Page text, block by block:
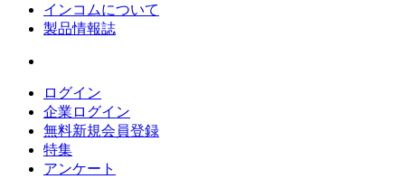
インコムについて
製品情報誌
ログイン
企業ログイン
無料新規会員登録
特集
アンケート